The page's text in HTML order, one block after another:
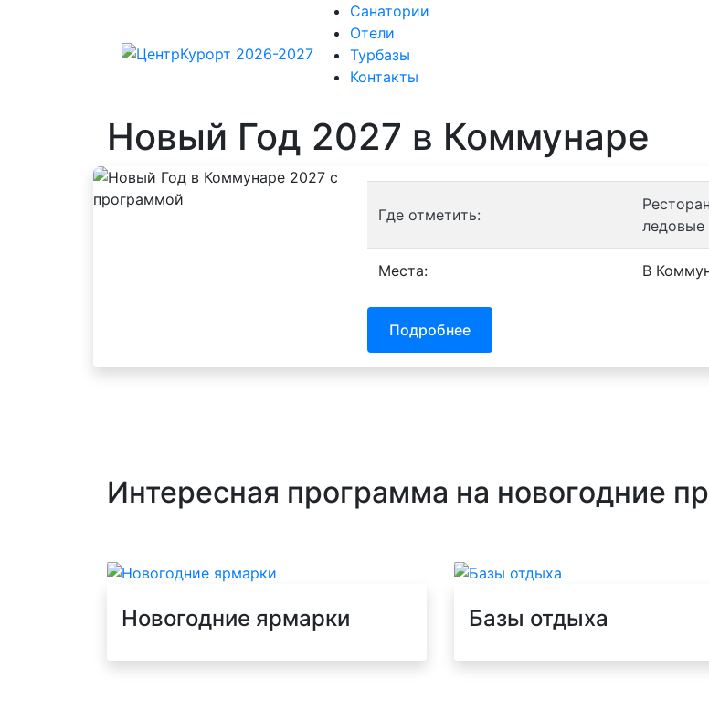
Санатории
Отели
Турбазы
Контакты
Новый Год 2027 в Коммунаре
Где отметить:
ледовые
Места: В
Подробнее
Интересная программа на новогодние
Новогодние ярмарки Базы отдыха